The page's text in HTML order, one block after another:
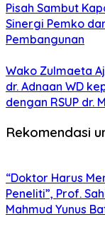
Pisah Sambut
Sinergi Pemko
Pembangunan
Wako Zulmaeta
dr. Adnaan WD
dengan RSUP dr.
Rekomendasi
“Doktor Harus
Peneliti”, Prof.
Mahmud Yunus